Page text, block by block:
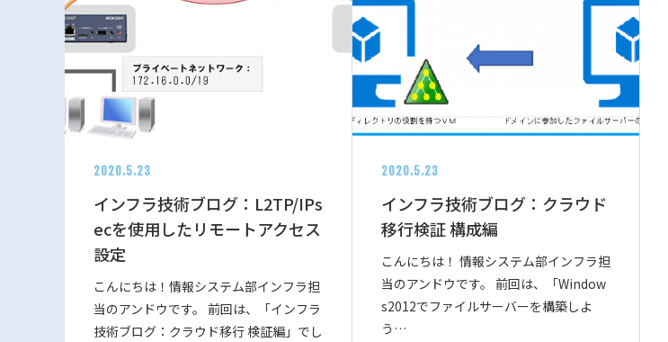
2020.5.23
インフラ技術ブログ：L2TP/IPs
ecを使用したリモートアクセス
設定
こんにちは！情報システム部インフラ担
当のアンドウです。 前回は、「インフラ
技術ブログ：クラウド移行 検証編」でし
2020.5.23
インフラ技術ブログ：クラウド
移行検証 構成編
こんにちは！ 情報システム部インフラ担
当のアンドウです。 前回は、「Window
s2012でファイルサーバーを構築しよ
う…